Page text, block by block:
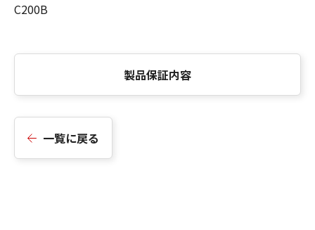
C200B
製品保証内容
一覧に戻る